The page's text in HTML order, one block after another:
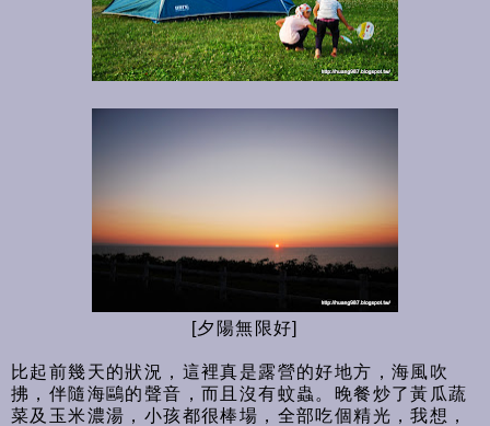
[夕陽無限好]
比起前幾天的狀況，這裡真是露營的好地方，海風吹
拂，伴隨海鷗的聲音，而且沒有蚊蟲。晚餐炒了黃瓜蔬
菜及玉米濃湯，小孩都很棒場，全部吃個精光，我想，